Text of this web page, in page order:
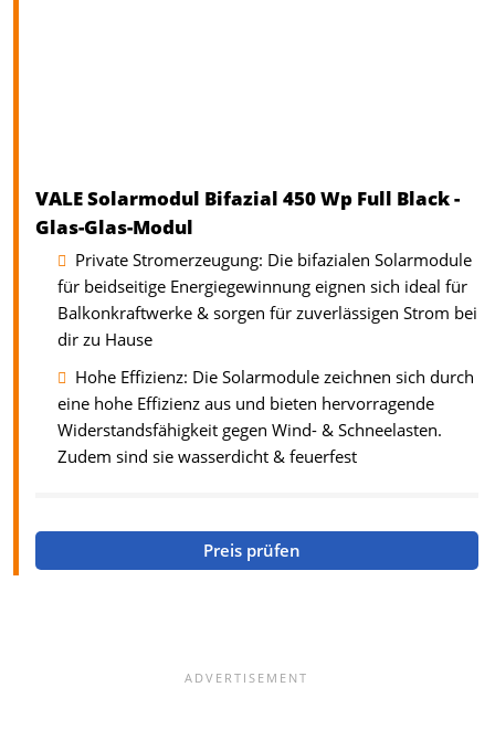
VALE Solarmodul Bifazial 450 Wp Full Black -
Glas-Glas-Modul
Private Stromerzeugung: Die bifazialen Solarmodule
für beidseitige Energiegewinnung eignen sich ideal für
Balkonkraftwerke & sorgen für zuverlässigen Strom bei
dir zu Hause
Hohe Effizienz: Die Solarmodule zeichnen sich durch
eine hohe Effizienz aus und bieten hervorragende
Widerstandsfähigkeit gegen Wind- & Schneelasten.
Zudem sind sie wasserdicht & feuerfest
Preis prüfen